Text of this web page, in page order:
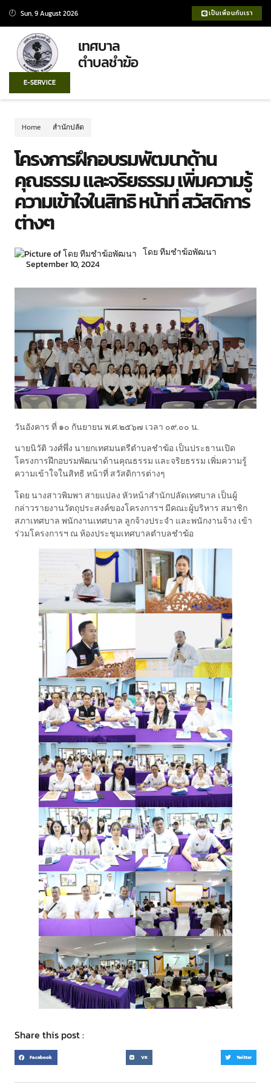
Sun, 9 August 2026 เป็นเพื่อนกับเรา
เทศบาล
ตำบลชำฆ้อ
E-SERVICE
Home สำนักปลัด
โครงการฝึกอบรมพัฒนาด้าน
คุณธรรม และจริยธรรม เพิ่มความรู้
ความเข้าใจในสิทธิ หน้าที่ สวัสดิการ
ต่างๆ
โดย ทีมชำฆ้อพัฒนา
September 10, 2024
วันอังคาร ที่ ๑๐ กันยายน พ.ศ.๒๕๖๗ เวลา ๐๙.๐๐ น.
นายนิวัติ วงศ์พึ่ง นายกเทศมนตรีตำบลชำฆ้อ เป็นประธานเปิด
โครงการฝึกอบรมพัฒนาด้านคุณธรรม และจริยธรรม เพิ่มความรู้
ความเข้าใจในสิทธิ หน้าที่ สวัสดิการต่างๆ
โดย นางสาวพิมพา สายแปลง หัวหน้าสำนักปลัดเทศบาล เป็นผู้
กล่าวรายงานวัตถุประสงค์ของโครงการฯ มีคณะผู้บริหาร สมาชิก
สภาเทศบาล พนักงานเทศบาล ลูกจ้างประจำ และพนักงานจ้าง เข้า
ร่วมโครงการฯ ณ ห้องประชุมเทศบาลตำบลชำฆ้อ
Share this post :
Facebook VK Twitter